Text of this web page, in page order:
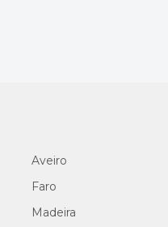
Aveiro
Faro
Madeira